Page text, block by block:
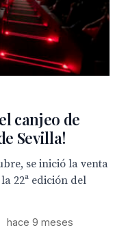
canjeo de
Sevilla!
se inició la venta
22ª edición del
hace 9 meses